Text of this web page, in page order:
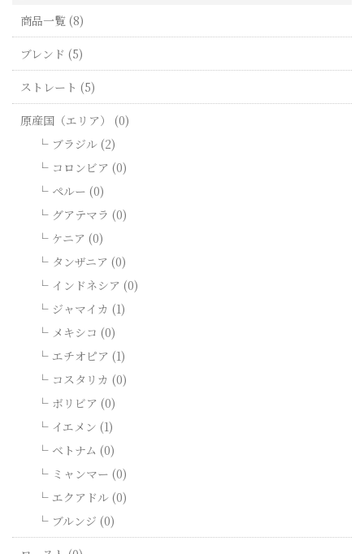
商品一覧 (8)
ブレンド (5)
ストレート (5)
原産国（エリア） (0)
ブラジル (2)
コロンビア (0)
ペルー (0)
グアテマラ (0)
ケニア (0)
タンザニア (0)
インドネシア (0)
ジャマイカ (1)
メキシコ (0)
エチオピア (1)
コスタリカ (0)
ボリビア (0)
イエメン (1)
ベトナム (0)
ミャンマー (0)
エクアドル (0)
ブルンジ (0)